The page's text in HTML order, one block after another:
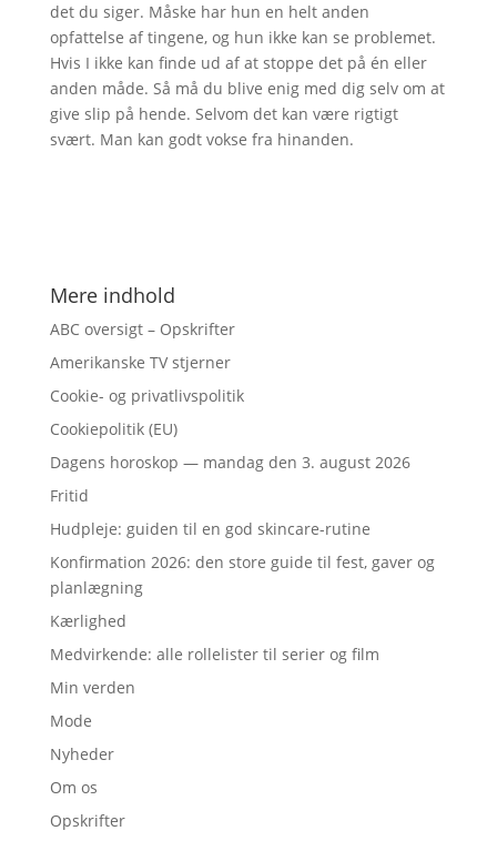
det du siger. Måske har hun en helt anden
opfattelse af tingene, og hun ikke kan se problemet.
Hvis I ikke kan finde ud af at stoppe det på én eller
anden måde. Så må du blive enig med dig selv om at
give slip på hende. Selvom det kan være rigtigt
svært. Man kan godt vokse fra hinanden.
Mere indhold
ABC oversigt – Opskrifter
Amerikanske TV stjerner
Cookie- og privatlivspolitik
Cookiepolitik (EU)
Dagens horoskop — mandag den 3. august 2026
Fritid
Hudpleje: guiden til en god skincare-rutine
Konfirmation 2026: den store guide til fest, gaver og
planlægning
Kærlighed
Medvirkende: alle rollelister til serier og film
Min verden
Mode
Nyheder
Om os
Opskrifter